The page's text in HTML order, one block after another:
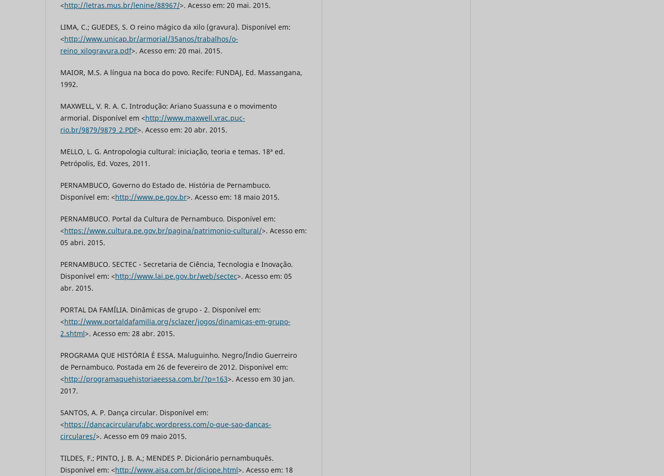
<http://letras.mus.br/lenine/88967/>. Acesso em: 20 mai. 2015.
LIMA, C.; GUEDES, S. O reino mágico da xilo (gravura). Disponível em:
<http://www.unicap.br/armorial/35anos/trabalhos/o-
reino_xilogravura.pdf>. Acesso em: 20 mai. 2015.
MAIOR, M.S. A língua na boca do povo. Recife: FUNDAJ, Ed. Massangana,
1992.
MAXWELL, V. R. A. C. Introdução: Ariano Suassuna e o movimento
armorial. Disponível em <http://www.maxwell.vrac.puc-
rio.br/9879/9879_2.PDF>. Acesso em: 20 abr. 2015.
MELLO, L. G. Antropologia cultural: iniciação, teoria e temas. 18ª ed.
Petrópolis, Ed. Vozes, 2011.
PERNAMBUCO, Governo do Estado de. História de Pernambuco.
Disponível em: <http://www.pe.gov.br>. Acesso em: 18 maio 2015.
PERNAMBUCO. Portal da Cultura de Pernambuco. Disponível em:
<https://www.cultura.pe.gov.br/pagina/patrimonio-cultural/>. Acesso em:
05 abri. 2015.
PERNAMBUCO. SECTEC - Secretaria de Ciência, Tecnologia e Inovação.
Disponível em: <http://www.lai.pe.gov.br/web/sectec>. Acesso em: 05
abr. 2015.
PORTAL DA FAMÍLIA. Dinâmicas de grupo - 2. Disponível em:
<http://www.portaldafamilia.org/sclazer/jogos/dinamicas-em-grupo-
2.shtml>. Acesso em: 28 abr. 2015.
PROGRAMA QUE HISTÓRIA É ESSA. Maluguinho. Negro/Índio Guerreiro
de Pernambuco. Postada em 26 de fevereiro de 2012. Disponível em:
<http://programaquehistoriaeessa.com.br/?p=163>. Acesso em 30 jan.
2017.
SANTOS, A. P. Dança circular. Disponível em:
<https://dancacircularufabc.wordpress.com/o-que-sao-dancas-
circulares/>. Acesso em 09 maio 2015.
TILDES, F.; PINTO, J. B. A.; MENDES P. Dicionário pernambuquês.
Disponível em: <http://www.aisa.com.br/diciope.html>. Acesso em: 18